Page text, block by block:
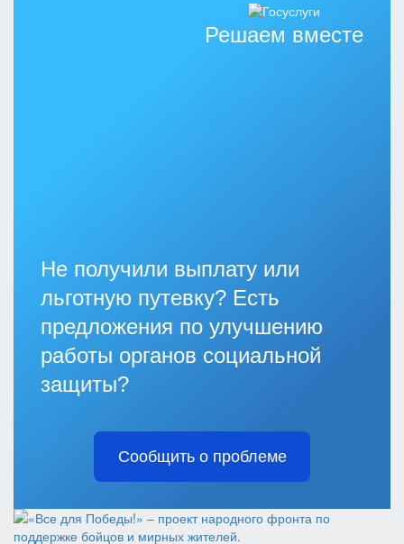
Решаем вместе
Не получили выплату или
льготную путевку? Есть
предложения по улучшению
работы органов социальной
защиты?
Сообщить о проблеме